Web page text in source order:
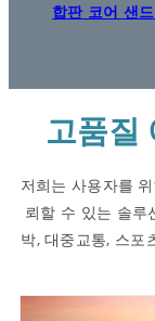
합판 코어 샌
고품질
저희는 사용자를
뢰할 수 있는 솔루
박, 대중교통, 스포